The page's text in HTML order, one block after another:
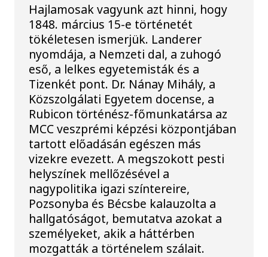
Hajlamosak vagyunk azt hinni, hogy
1848. március 15-e történetét
tökéletesen ismerjük. Landerer
nyomdája, a Nemzeti dal, a zuhogó
eső, a lelkes egyetemisták és a
Tizenkét pont. Dr. Nánay Mihály, a
Közszolgálati Egyetem docense, a
Rubicon történész-főmunkatársa az
MCC veszprémi képzési központjában
tartott előadásán egészen más
vizekre evezett. A megszokott pesti
helyszínek mellőzésével a
nagypolitika igazi színtereire,
Pozsonyba és Bécsbe kalauzolta a
hallgatóságot, bemutatva azokat a
személyeket, akik a háttérben
mozgatták a történelem szálait.